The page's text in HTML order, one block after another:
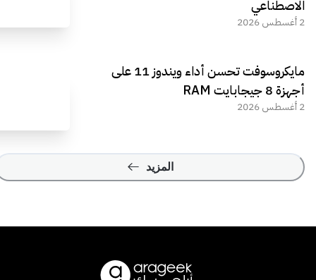
الاصطناعي
2 أغسطس 2026
مايكروسوفت تحسن أداء ويندوز 11 على
أجهزة 8 جيجابايت RAM
2 أغسطس 2026
المزيد